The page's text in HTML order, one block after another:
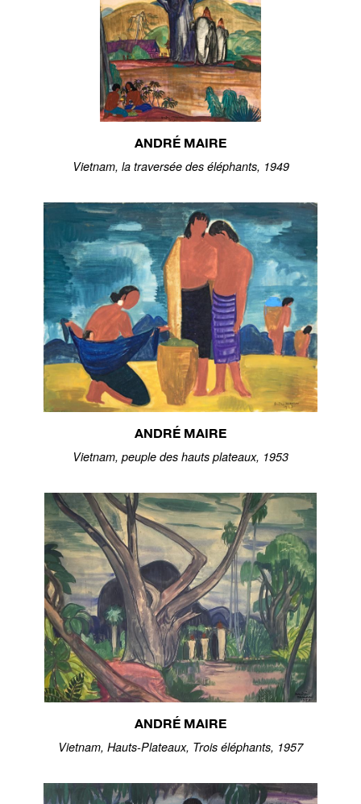
ANDRÉ MAIRE
Vietnam, la traversée des éléphants, 1949
ANDRÉ MAIRE
Vietnam, peuple des hauts plateaux, 1953
ANDRÉ MAIRE
Vietnam, Hauts-Plateaux, Trois éléphants, 1957